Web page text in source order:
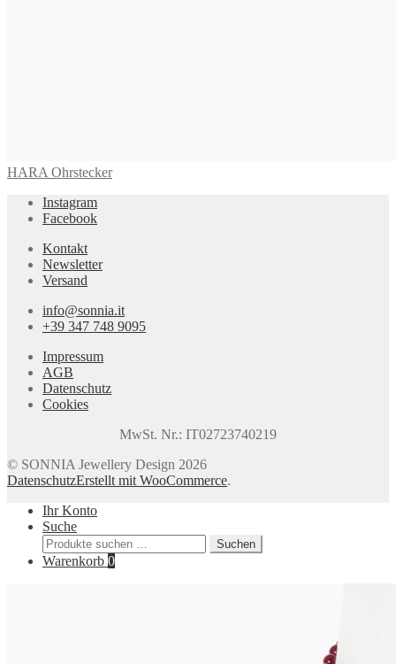
HARA Ohrstecker
Instagram
Facebook
Kontakt
Newsletter
Versand
info@sonnia.it
+39 347 748 9095
Impressum
AGB
Datenschutz
Cookies
MwSt. Nr.: IT02723740219
© SONNIA Jewellery Design 2026
DatenschutzErstellt mit WooCommerce.
Ihr Konto
Suche
Suchen
nach:
Suchen
Warenkorb 0